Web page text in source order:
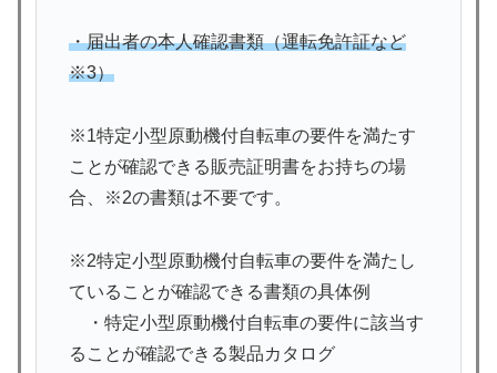
・届出者の本人確認書類（運転免許証など
※3）
※1特定小型原動機付自転車の要件を満たす
ことが確認できる販売証明書をお持ちの場
合、※2の書類は不要です。
※2特定小型原動機付自転車の要件を満たし
ていることが確認できる書類の具体例
・特定小型原動機付自転車の要件に該当す
ることが確認できる製品カタログ